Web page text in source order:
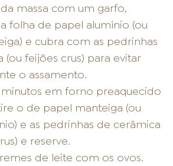
massa com um garfo,
folha de papel alumínio (ou
e cubra com as pedrinhas
(ou feijões crus) para evitar
o assamento.
minutos em forno preaquecido
o de papel manteiga (ou
e as pedrinhas de cerâmica
e reserve.
de leite com os ovos.